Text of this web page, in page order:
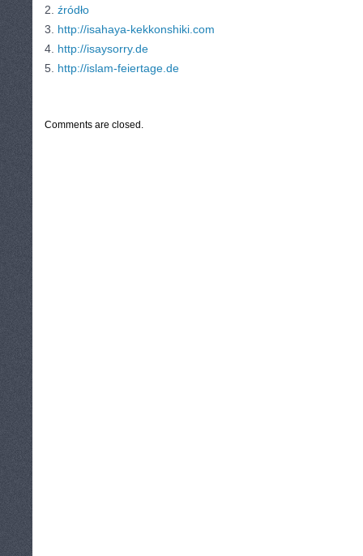
2. źródło
3. http://isahaya-kekkonshiki.com
4. http://isaysorry.de
5. http://islam-feiertage.de
Comments are closed.